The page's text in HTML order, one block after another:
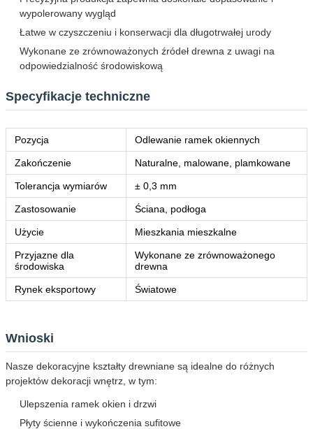
wypolerowany wygląd
Łatwe w czyszczeniu i konserwacji dla długotrwałej urody
Wykonane ze zrównoważonych źródeł drewna z uwagi na
odpowiedzialność środowiskową
Specyfikacje techniczne
Pozycja Odlewanie ramek okiennych
Zakończenie Naturalne, malowane, plamkowane
Tolerancja wymiarów ± 0,3 mm
Zastosowanie Ściana, podłoga
Użycie Mieszkania mieszkalne
Przyjazne dla
środowiska
Wykonane ze zrównoważonego
drewna
Rynek eksportowy Światowe
Wnioski
Nasze dekoracyjne kształty drewniane są idealne do różnych
projektów dekoracji wnętrz, w tym:
Ulepszenia ramek okien i drzwi
Płyty ścienne i wykończenia sufitowe